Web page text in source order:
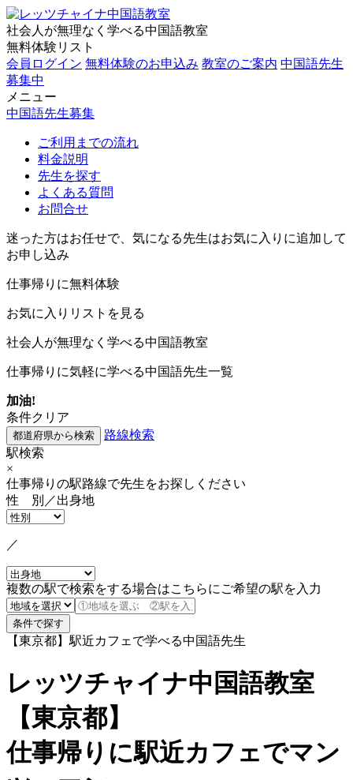
社会人が無理なく学べる中国語教室
無料体験リスト
会員ログイン 無料体験のお申込み 教室のご案内 中国語先生
募集中
メニュー
中国語先生募集
ご利用までの流れ
料金説明
先生を探す
よくある質問
お問合せ
迷った方はお任せで、気になる先生はお気に入りに追加して
お申し込み
仕事帰りに無料体験
お気に入りリストを見る
社会人が無理なく学べる中国語教室
仕事帰りに気軽に学べる中国語先生一覧
加油!
条件クリア
路線検索
駅検索
×
仕事帰りの駅路線で先生をお探しください
性 別／出身地
／
複数の駅で検索をする場合はこちらにご希望の駅を入力
【東京都】駅近カフェで学べる中国語先生
レッツチャイナ中国語教室
【東京都】
仕事帰りに駅近カフェでマン